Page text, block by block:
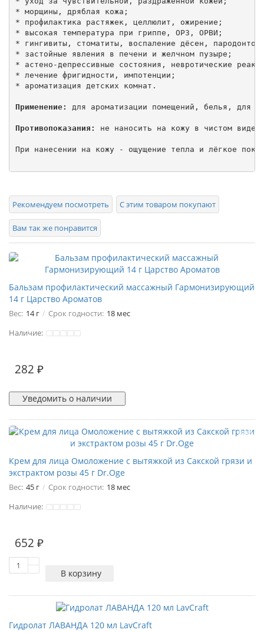
* морщины, дряблая кожа;
* профилактика растяжек, целлюлит, ожирение;
* высокая температура при гриппе, ОРЗ, ОРВИ;
* гингивиты, стоматиты, воспаление дёсен,
* застойные явления в печени и желчном пузыре;
* астено-депрессивные состояния, невротические
* лечение фригидности, импотенции;
* ароматизация детских комнат.
Применение: для ароматизации помещений, белья, для
Противопоказания: не наносить на кожу в чистом виде
При нанесении на кожу - ощущение тепла и лёгкое
Рекомендуем посмотреть С этим товаром покупают
Вам так же понравится
Бальзам профилактический массажный Гармонизирующий
14 г Царство Ароматов
Вес: 14 г Срок годности: 18 мес
Наличие:
282 ₽
Уведомить о наличии
Крем для лица Омоложение с вытяжкой из Сакской грязи и
экстрактом розы 45 г Dr.Oge
Вес: 45 г Срок годности: 18 мес
Наличие:
652 ₽
В корзину
Гидролат ЛАВАНДА 120 мл LavCraft